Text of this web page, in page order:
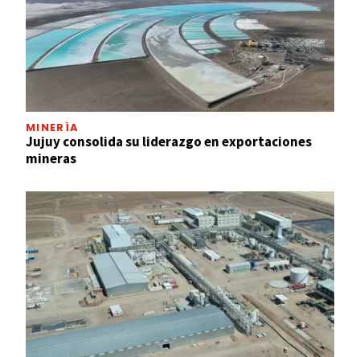
MINERÍA
Jujuy consolida su liderazgo en exportaciones
mineras